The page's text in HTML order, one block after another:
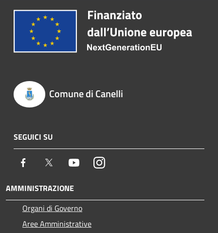
Comune di Canelli
SEGUICI SU
Facebook Twitter YoutubeInstagram
AMMINISTRAZIONE
Organi di Governo
Aree Amministrative